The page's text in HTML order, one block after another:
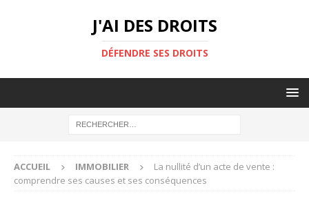
J'AI DES DROITS
DÉFENDRE SES DROITS
ACCUEIL IMMOBILIER
La nullité d’un acte de vente :
comprendre ses causes et ses conséquences